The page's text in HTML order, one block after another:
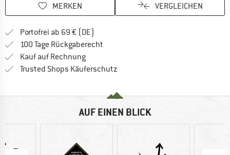
MERKEN VERGLEICHEN
Portofrei ab 69 € (DE)
100 Tage Rückgaberecht
Kauf auf RechnungFinde die Zahlungs-Infos hier! Öffnet
Trusted Shops Käuferschutz
AUF EINEN BLICK